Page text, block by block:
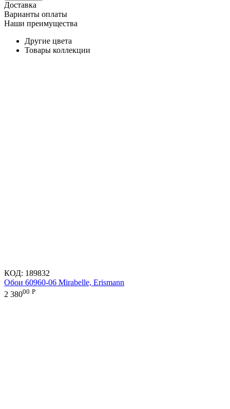
Доставка
Варианты оплаты
Наши преимущества
Другие цвета
Товары коллекции
КОД: 189832
Обои 60960-06 Mirabelle, Erismann
2 38000 Р